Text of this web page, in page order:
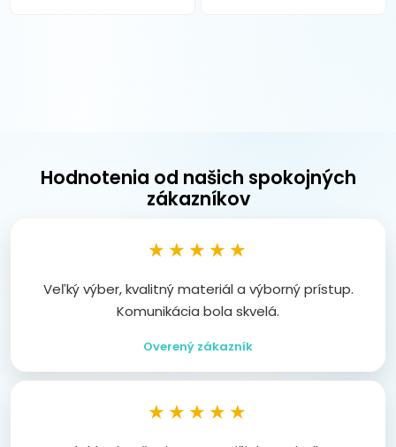
Hodnotenia od našich spokojných
zákazníkov
★★★★★
Veľký výber, kvalitný materiál a výborný prístup.
Komunikácia bola skvelá.
Overený zákazník
★★★★★